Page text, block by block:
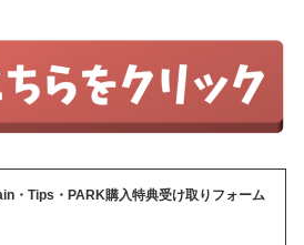
・Tips・PARK購入特典受け取りフォーム